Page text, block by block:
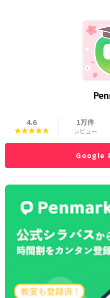
4.6
★★★★★
1万件
レビュー
Google